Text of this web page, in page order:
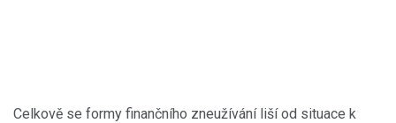
Celkově se formy finančního zneužívání liší od situace k